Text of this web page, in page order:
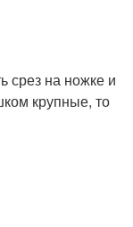
на ножке и
крупные, то